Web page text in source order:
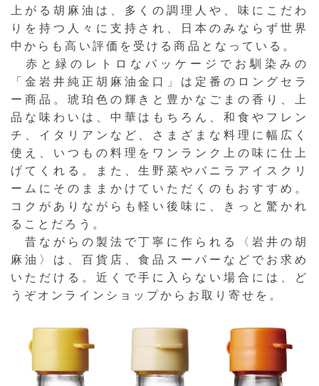
上がる胡麻油は、多くの調理人や、味にこだわ
りを持つ人々に支持され、日本のみならず世界
中からも高い評価を受ける商品となっている。
赤と緑のレトロなパッケージでお馴染みの
「金岩井純正胡麻油金口」は定番のロングセラ
ー商品。琥珀色の輝きと豊かなごまの香り、上
品な味わいは、中華はもちろん、和食やフレン
チ、イタリアンなど、さまざまな料理に幅広く
使え、いつもの料理をワンランク上の味に仕上
げてくれる。また、生野菜やバニラアイスクリ
ームにそのままかけていただくのもおすすめ。
コクがありながらも軽い後味に、きっと驚かれ
ることだろう。
昔ながらの製法で丁寧に作られる〈岩井の胡
麻油〉は、百貨店、食品スーパーなどでお求め
いただける。近くで手に入らない場合には、ど
うぞオンラインショップからお取り寄せを。